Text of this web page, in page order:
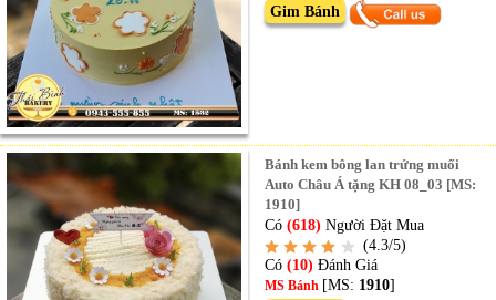
Gim Bánh
Bánh kem bông lan trứng muối
Auto Châu Á tặng KH 08_03 [MS:
1910]
Có(618) Người Đặt Mua
(4.3/5)
Có (10)Đánh Giá
MS Bánh [MS: 1910]